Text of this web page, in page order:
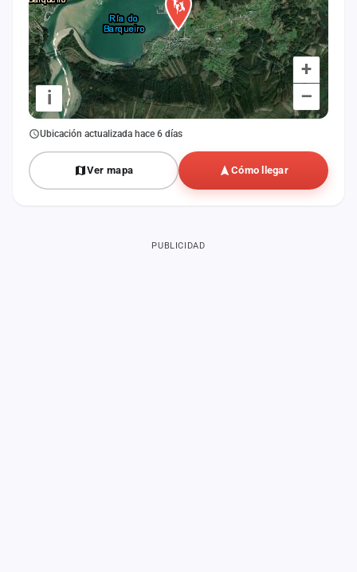
+
–
i
Ubicación actualizada hace 6 días
Ver mapa Cómo llegar
PUBLICIDAD